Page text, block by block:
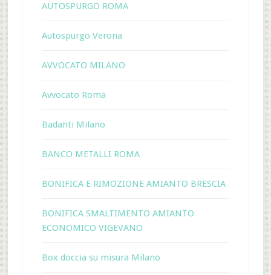
AUTOSPURGO ROMA
Autospurgo Verona
AVVOCATO MILANO
Avvocato Roma
Badanti Milano
BANCO METALLI ROMA
BONIFICA E RIMOZIONE AMIANTO BRESCIA
BONIFICA SMALTIMENTO AMIANTO
ECONOMICO VIGEVANO
Box doccia su misura Milano